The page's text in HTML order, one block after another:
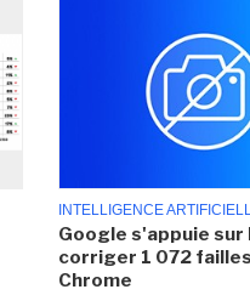
INTELLIGENCE
Google s'appuie sur
corriger 1 072
Chrome